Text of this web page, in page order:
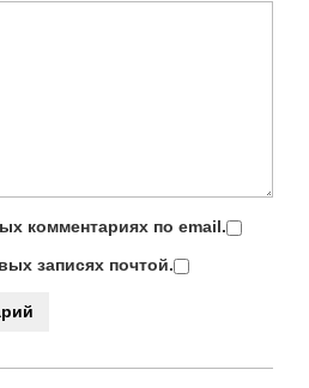
комментариях по email.
записях почтой.